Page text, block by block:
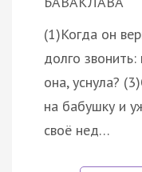
(1)Когда он
долго
она, уснула?
на бабушку и
своё нед…